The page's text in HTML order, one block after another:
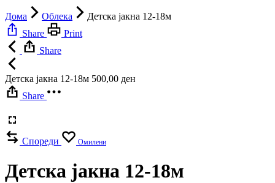
Дома Облека
Детска јакна 12-18м
Share
Print
Share
Детска јакна 12-18м 500,00 ден
Share
Спореди Омилени
Детска јакна 12-18м